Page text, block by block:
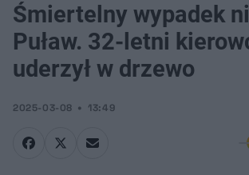
Śmiertelny wypadek
Puław. 32-letni
uderzył w drzewo
2025-03-08 13:49